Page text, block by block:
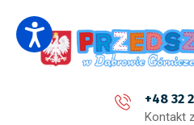
+48 32
Kontakt